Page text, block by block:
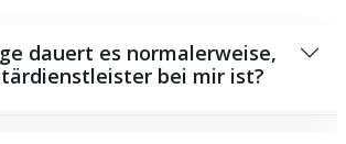
es normalerweise,
bis Sanitärdienstleister bei mir ist?